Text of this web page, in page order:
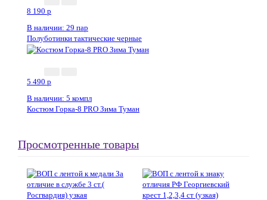
8 190 p
В наличии: 29 пар
Полуботинки тактические черные
5 490 p
В наличии: 5 компл
Костюм Горка-8 PRO Зима Туман
Просмотренные товары